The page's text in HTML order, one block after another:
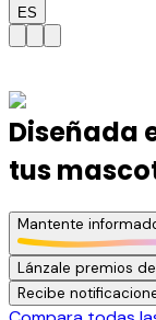
ES
Diseñada
tus
Mantente
Lánzale premios
Recibe